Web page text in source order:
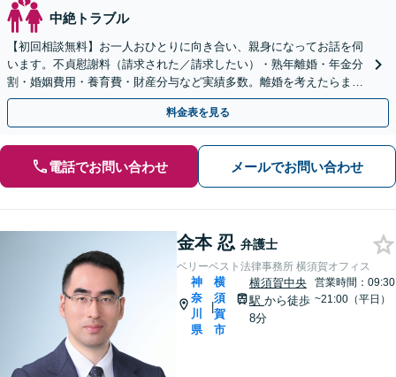
中絶トラブル
【初回相談無料】お一人おひとりに向き合い、親身になってお話を伺
います。不貞慰謝料（請求された／請求したい）・熟年離婚・年金分
割・婚姻費用・養育費・財産分与など実績多数。離婚を考えたらまず
は弁護士にご相談ください。【川崎駅徒歩1分】
料金表を見る
電話でお問い合わせ メールでお問い合わせ
金本 忍 弁護士
ベリーベスト法律事務所 横須賀オフィス
神
奈
川
県
|
横
須
賀
市
横須賀中央
駅 から徒歩
8分
営業時間：09:30
~21:00（平日）